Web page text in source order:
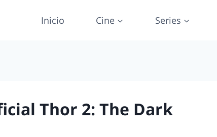
Inicio Cine Series
Thor 2: The Dark